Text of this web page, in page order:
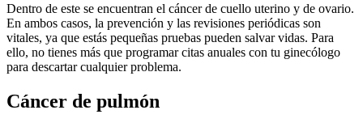
Dentro de este se encuentran el cáncer de cuello uterino y de ovario.
En ambos casos, la prevención y las revisiones periódicas son
vitales, ya que estás pequeñas pruebas pueden salvar vidas. Para
ello, no tienes más que programar citas anuales con tu ginecólogo
para descartar cualquier problema.
Cáncer de pulmón